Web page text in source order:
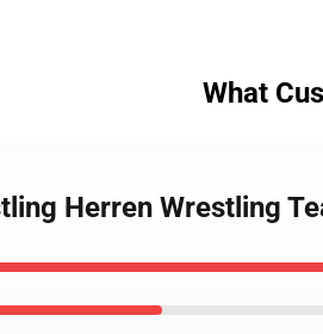
What
Herren Wrestling